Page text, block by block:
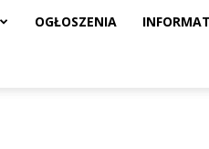
OGŁOSZENIA